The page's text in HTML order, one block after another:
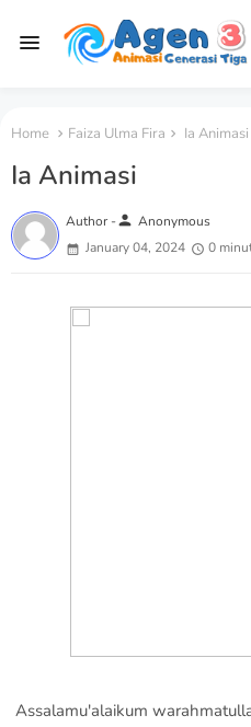
Home Faiza Ulma Fira Ia Animasi
Ia Animasi
Author -person Anonymous
January 04, 2024
0
Assalamu'alaikum